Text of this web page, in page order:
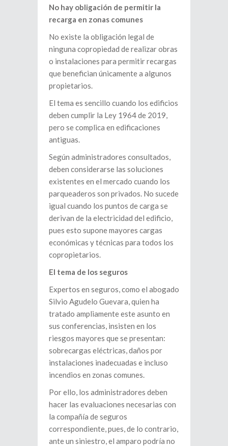
No hay obligación de permitir la
recarga en zonas comunes
No existe la obligación legal de
ninguna copropiedad de realizar obras
o instalaciones para permitir recargas
que benefician únicamente a algunos
propietarios.
El tema es sencillo cuando los edificios
deben cumplir la Ley 1964 de 2019,
pero se complica en edificaciones
antiguas.
Según administradores consultados,
deben considerarse las soluciones
existentes en el mercado cuando los
parqueaderos son privados. No sucede
igual cuando los puntos de carga se
derivan de la electricidad del edificio,
pues esto supone mayores cargas
económicas y técnicas para todos los
copropietarios.
El tema de los seguros
Expertos en seguros, como el abogado
Silvio Agudelo Guevara, quien ha
tratado ampliamente este asunto en
sus conferencias, insisten en los
riesgos mayores que se presentan:
sobrecargas eléctricas, daños por
instalaciones inadecuadas e incluso
incendios en zonas comunes.
Por ello, los administradores deben
hacer las evaluaciones necesarias con
la compañía de seguros
correspondiente, pues, de lo contrario,
ante un siniestro, el amparo podría no